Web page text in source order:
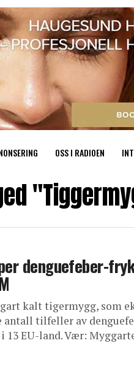
OSS I RADIOEN
denguefeber-
kalt tigermygg, som
tilfeller av
13 EU-land. Vær: